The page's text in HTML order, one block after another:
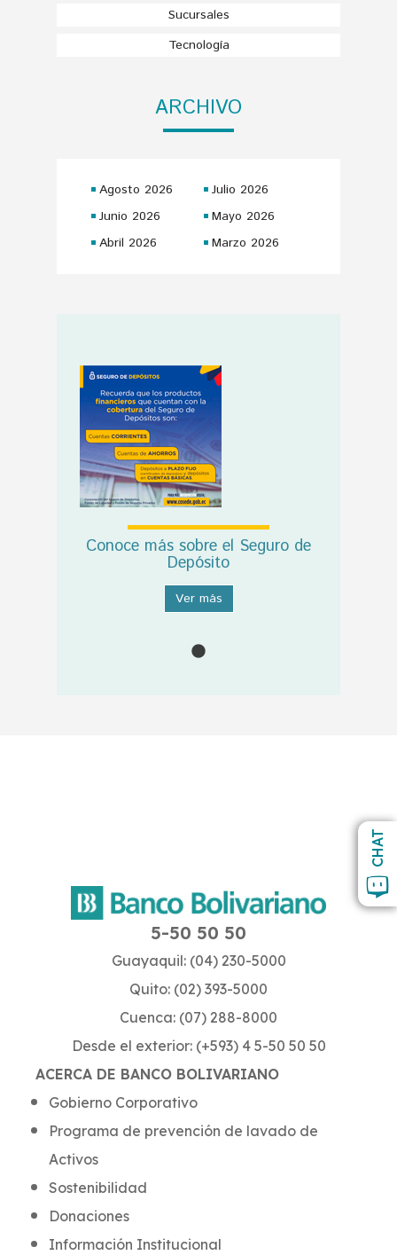
CHAT
Sucursales
Tecnología
ARCHIVO
Agosto 2026
Julio 2026
Junio 2026
Mayo 2026
Abril 2026
Marzo 2026
Conoce más sobre el Seguro de
Depósito
Ver más
ACERCA DE BANCO BOLIVARIANO
Gobierno Corporativo
Programa de prevención de lavado de
Activos
Sostenibilidad
Donaciones
Información Institucional
5-50 50 50
Guayaquil: (04) 230-5000
Quito: (02) 393-5000
Cuenca: (07) 288-8000
Desde el exterior: (+593) 4 5-50 50 50